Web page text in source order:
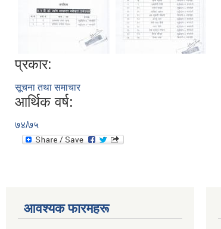
प्रकार:
सूचना तथा समाचार
आर्थिक वर्ष:
७४/७५
आवश्यक फारमहरू